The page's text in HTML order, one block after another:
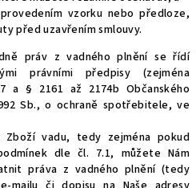
vzorku nebo předloze,
před uzavřením smlouvy.
práv z vadného plnění se řídí
právními předpisy (zejména
a § 2161 až 2174b Občanského
Sb., o ochraně spotřebitele, ve
vadu, tedy zejména pokud
dle čl. 7.1, můžete Nám
práva z vadného plnění (tedy